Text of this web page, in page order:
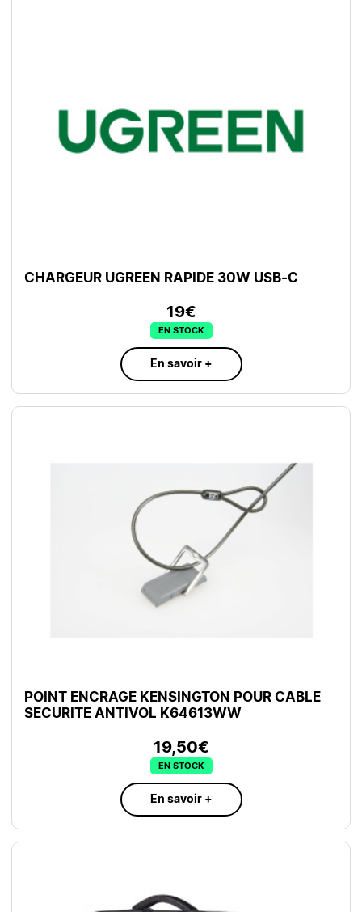
CHARGEUR UGREEN RAPIDE 30W USB-C
19€
EN STOCK
En savoir +
POINT ENCRAGE KENSINGTON POUR CABLE
SECURITE ANTIVOL K64613WW
19,50€
EN STOCK
En savoir +